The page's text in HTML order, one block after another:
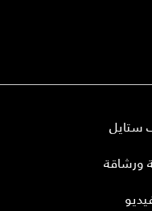
ستايل
ورشاقة